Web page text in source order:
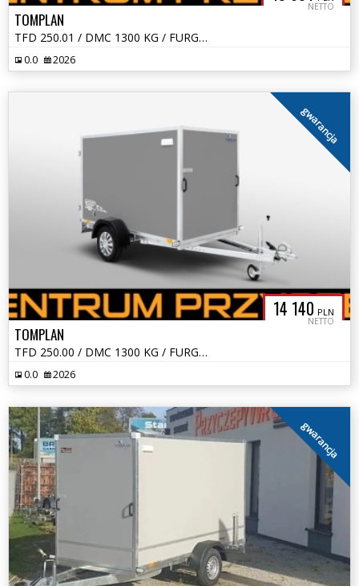
NETTO
TOMPLAN
TFD 250.01 / DMC 1300 KG / FURGON / KONTENER
0.0 2026
14 140 PLN
NETTO
gwarancja
TOMPLAN
TFD 250.00 / DMC 1300 KG / FURGON / KONTENER
0.0 2026
gwarancja